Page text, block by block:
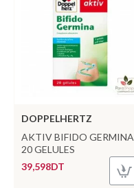
DOPPELHERTZ
AKTIV BIFIDO GERMINA
20 GELULES
39,598DT